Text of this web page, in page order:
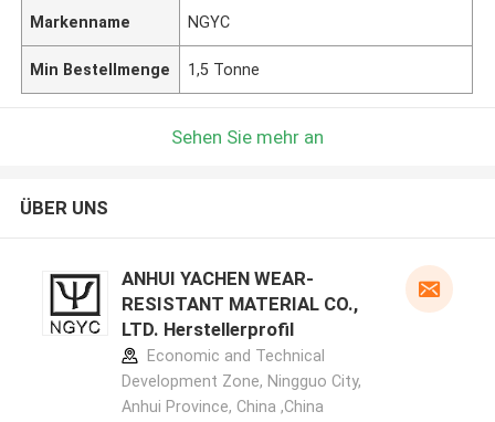
Markenname NGYC
Min Bestellmenge 1,5 Tonne
Sehen Sie mehr an
ÜBER UNS
ANHUI YACHEN WEAR-
RESISTANT MATERIAL CO.,
LTD. Herstellerprofil
Economic and Technical
Development Zone, Ningguo City,
Anhui Province, China ,China